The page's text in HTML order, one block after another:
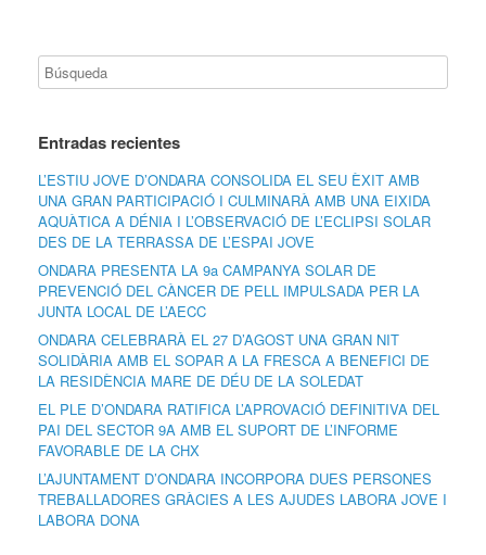
Entradas recientes
L’ESTIU JOVE D’ONDARA CONSOLIDA EL SEU ÈXIT AMB
UNA GRAN PARTICIPACIÓ I CULMINARÀ AMB UNA EIXIDA
AQUÀTICA A DÉNIA I L’OBSERVACIÓ DE L’ECLIPSI SOLAR
DES DE LA TERRASSA DE L’ESPAI JOVE
ONDARA PRESENTA LA 9a CAMPANYA SOLAR DE
PREVENCIÓ DEL CÀNCER DE PELL IMPULSADA PER LA
JUNTA LOCAL DE L’AECC
ONDARA CELEBRARÀ EL 27 D’AGOST UNA GRAN NIT
SOLIDÀRIA AMB EL SOPAR A LA FRESCA A BENEFICI DE
LA RESIDÈNCIA MARE DE DÉU DE LA SOLEDAT
EL PLE D’ONDARA RATIFICA L’APROVACIÓ DEFINITIVA DEL
PAI DEL SECTOR 9A AMB EL SUPORT DE L’INFORME
FAVORABLE DE LA CHX
L’AJUNTAMENT D’ONDARA INCORPORA DUES PERSONES
TREBALLADORES GRÀCIES A LES AJUDES LABORA JOVE I
LABORA DONA